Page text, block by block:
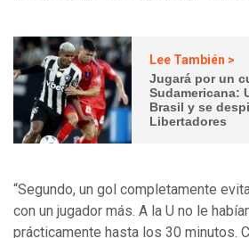
Lee También >
Jugará por un
Sudamericana:
Brasil y se
Libertadores
“Segundo, un gol completamente
con un jugador más. A la U no le
prácticamente hasta los 30 minutos.